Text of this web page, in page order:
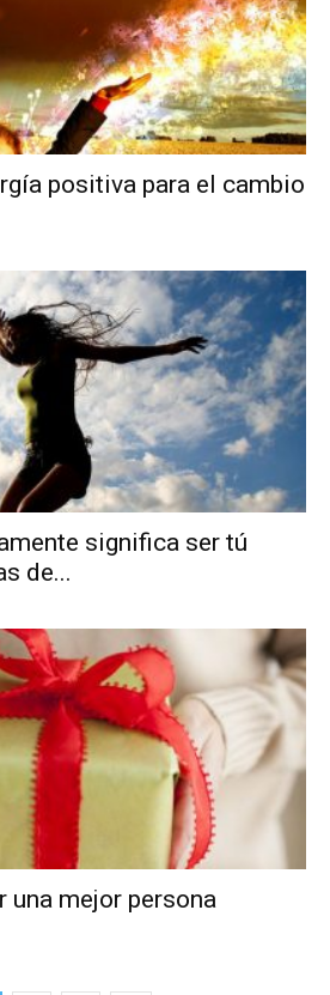
positiva para el cambio
significa ser tú
de...
una mejor persona